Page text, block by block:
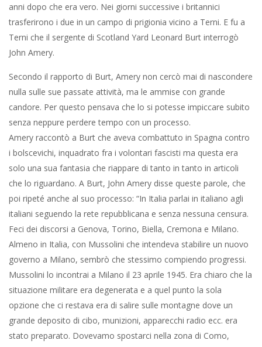
anni dopo che era vero. Nei giorni successive i britannici
trasferirono i due in un campo di prigionia vicino a Terni. E fu a
Terni che il sergente di Scotland Yard Leonard Burt interrogò
John Amery.
Secondo il rapporto di Burt, Amery non cercò mai di nascondere
nulla sulle sue passate attività, ma le ammise con grande
candore. Per questo pensava che lo si potesse impiccare subito
senza neppure perdere tempo con un processo.
Amery raccontò a Burt che aveva combattuto in Spagna contro
i bolscevichi, inquadrato fra i volontari fascisti ma questa era
solo una sua fantasia che riappare di tanto in tanto in articoli
che lo riguardano. A Burt, John Amery disse queste parole, che
poi ripeté anche al suo processo: “In Italia parlai in italiano agli
italiani seguendo la rete repubblicana e senza nessuna censura.
Feci dei discorsi a Genova, Torino, Biella, Cremona e Milano.
Almeno in Italia, con Mussolini che intendeva stabilire un nuovo
governo a Milano, sembrò che stessimo compiendo progressi.
Mussolini lo incontrai a Milano il 23 aprile 1945. Era chiaro che la
situazione militare era degenerata e a quel punto la sola
opzione che ci restava era di salire sulle montagne dove un
grande deposito di cibo, munizioni, apparecchi radio ecc. era
stato preparato. Dovevamo spostarci nella zona di Como,